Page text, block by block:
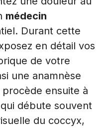
médecin
Durant cette
en détail vos
de votre
une anamnèse
ensuite à
qui débute souvent
du coccyx,